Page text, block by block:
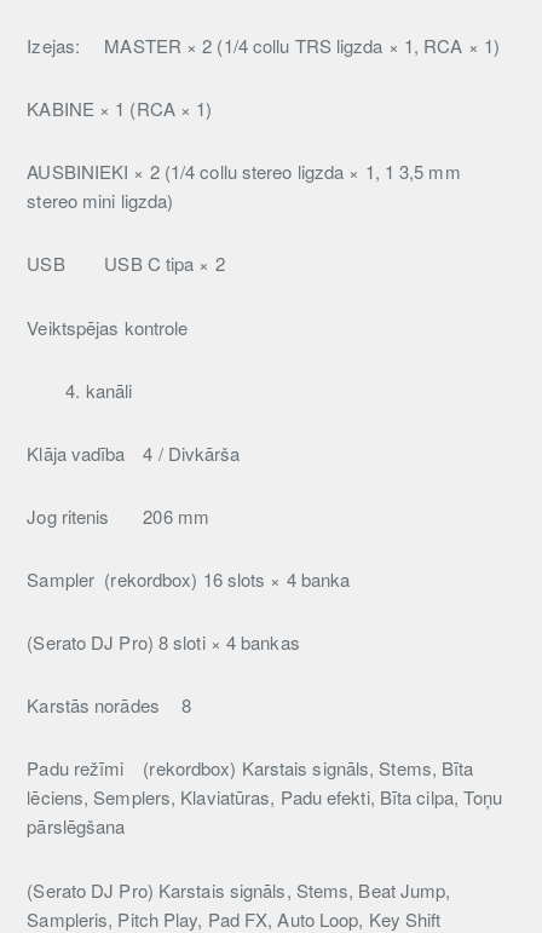
Izejas: MASTER × 2 (1/4 collu TRS ligzda × 1, RCA × 1)
KABINE × 1 (RCA × 1)
AUSBINIEKI × 2 (1/4 collu stereo ligzda × 1, 1 3,5 mm
stereo mini ligzda)
USB USB C tipa × 2
Veiktspējas kontrole
4. kanāli
Klāja vadība 4 / Divkārša
Jog ritenis 206 mm
Sampler (rekordbox) 16 slots × 4 banka
(Serato DJ Pro) 8 sloti × 4 bankas
Karstās norādes 8
Padu režīmi
(rekordbox) Karstais signāls, Stems, Bīta
lēciens, Semplers, Klaviatūras, Padu efekti, Bīta cilpa, Toņu
pārslēgšana
(Serato DJ Pro) Karstais signāls, Stems, Beat Jump,
Sampleris, Pitch Play, Pad FX, Auto Loop, Key Shift